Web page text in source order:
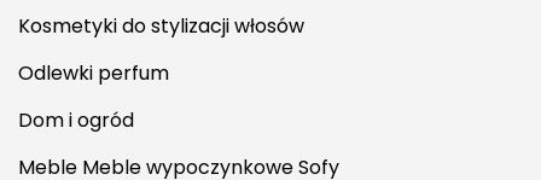
Kosmetyki do stylizacji włosów
Odlewki perfum
Dom i ogród
Meble Meble wypoczynkowe Sofy